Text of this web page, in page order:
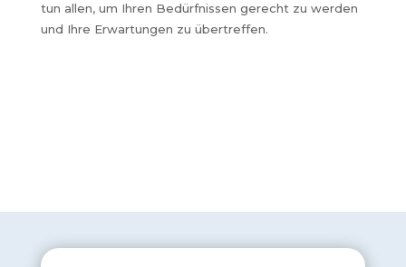
tun allen, um Ihren Bedürfnissen gerecht zu werden
und Ihre Erwartungen zu übertreffen.